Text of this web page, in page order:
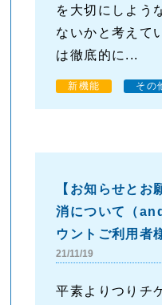
を大切にしよう
ないかと考えて
は徹底的に...
新機能 その
【お知らせとお
消について（
ウントご利用者
21/11/19
平素よりつりチ